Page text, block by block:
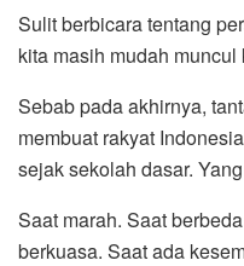
Sulit berbicara tentang
kita masih mudah
Sebab pada akhirnya,
membuat rakyat
sejak sekolah dasar.
Saat marah. Saat
berkuasa. Saat ada